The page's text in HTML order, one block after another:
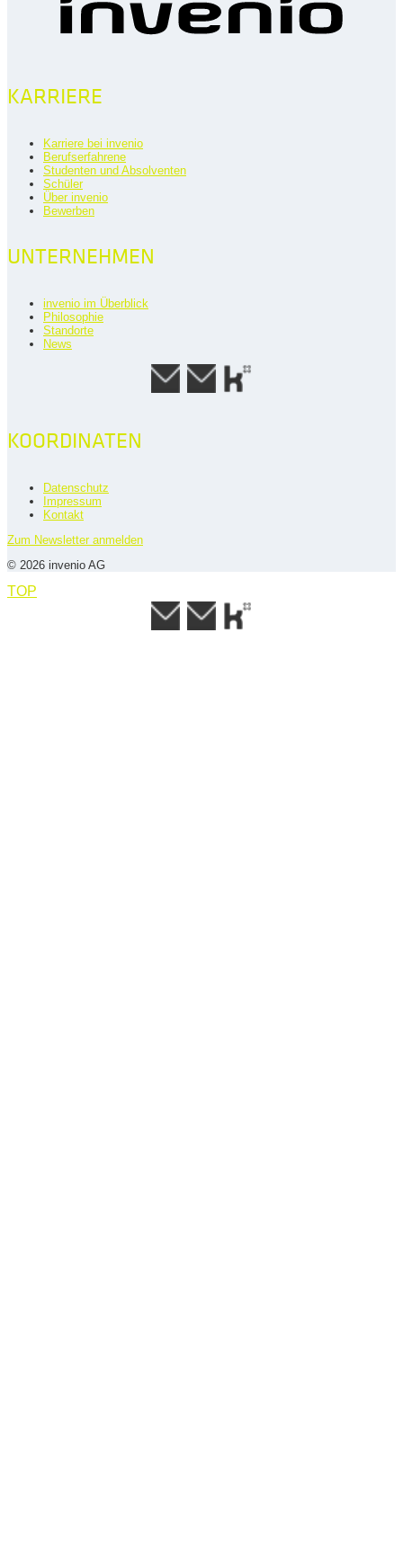
KARRIERE
Karriere bei invenio
Berufserfahrene
Studenten und Absolventen
Schüler
Über invenio
Bewerben
UNTERNEHMEN
invenio im Überblick
Philosophie
Standorte
News
KOORDINATEN
Datenschutz
Impressum
Kontakt
Zum Newsletter anmelden
© 2026 invenio AG
TOP